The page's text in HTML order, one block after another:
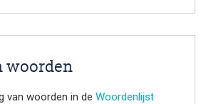
woorden
van woorden in de Woordenlijst